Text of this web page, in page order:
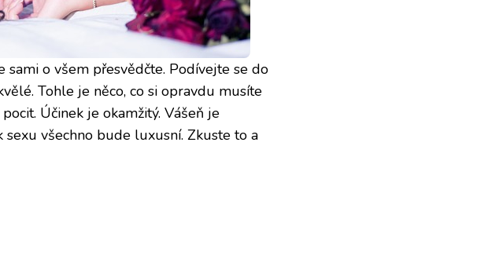
o všem přesvědčte. Podívejte se do
Tohle je něco, co si opravdu musíte
Účinek je okamžitý. Vášeň je
všechno bude luxusní. Zkuste to a